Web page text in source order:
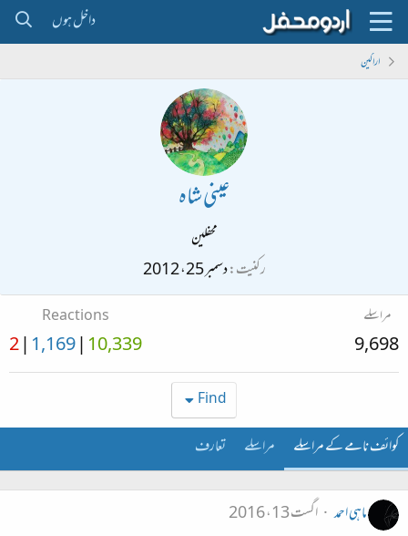
داخل ہوں
اراکین
عینی شاہ
محفلین
رکنیت دسمبر 25، 2012
مراسلے
9,698
Reactions
10,339
1,169
2
Find
کوائف نامے کے مراسلے مراسلے تعارف
ماہی احمد
اگست 13، 2016